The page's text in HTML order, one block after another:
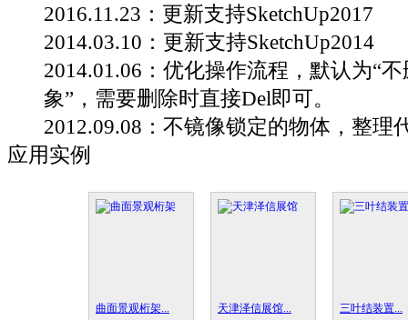
2016.11.23：更新支持SketchUp2017
2014.03.10：更新支持SketchUp2014
2014.01.06：优化操作流程，默认为“
象”，需要删除时直接Del即可。
2012.09.08：不镜像锁定的物体，整理
应用实例
曲面景观桁架... 天津泽信展馆... 三叶结装置...